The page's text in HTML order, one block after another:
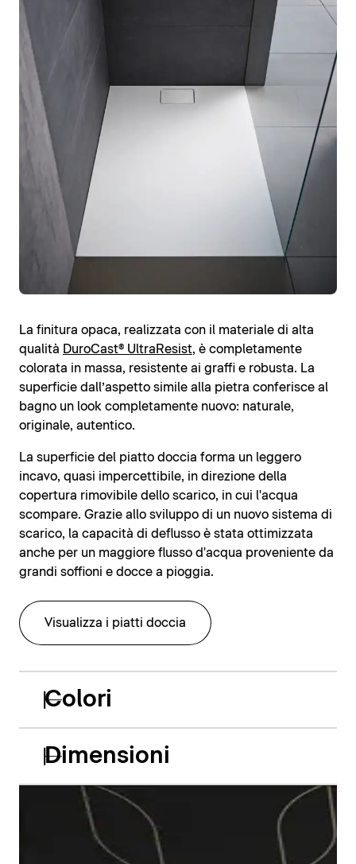
La finitura opaca, realizzata con il materiale di alta
qualità DuroCast® UltraResist, è completamente
colorata in massa, resistente ai graffi e robusta. La
superficie dall’aspetto simile alla pietra conferisce al
bagno un look completamente nuovo: naturale,
originale, autentico.
La superficie del piatto doccia forma un leggero
incavo, quasi impercettibile, in direzione della
copertura rimovibile dello scarico, in cui l'acqua
scompare. Grazie allo sviluppo di un nuovo sistema di
scarico, la capacità di deflusso è stata ottimizzata
anche per un maggiore flusso d'acqua proveniente da
grandi soffioni e docce a pioggia.
Visualizza i piatti doccia
Colori
Dimensioni